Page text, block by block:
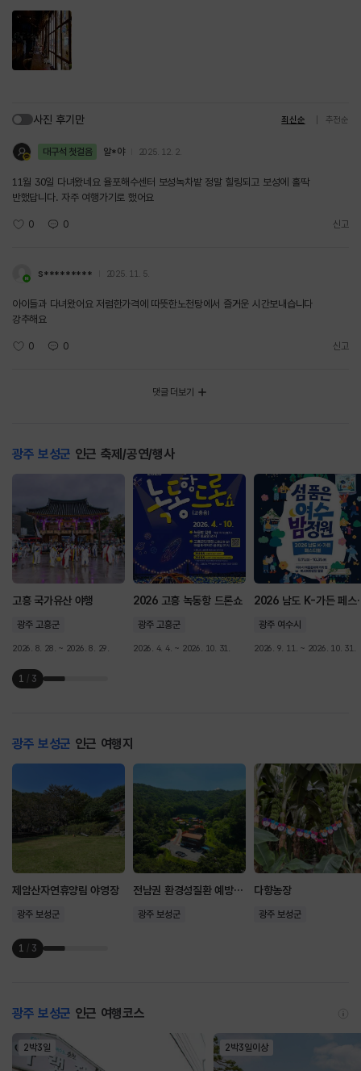
사진 후기만 최신순 추천순
대구석 첫걸음 알*야 2025. 12. 2.
11월 30일 다녀왔네요 율포해수센터 보성녹차밭 정말 힐링되고 보성에 홀딱
반했답니다. 자주 여행가기로 했어요
0 0 신고
s********* 2025. 11. 5.
아이들과 다녀왔어요 저렴한가격에 따뜻한노천탕에서 즐거운 시간보내습니다
강추해요
0 0 신고
댓글 더보기
광주 보성군 인근 축제/공연/행사
고흥 국가유산 야행
광주 고흥군
2026. 8. 28. ~ 2026. 8. 29.
2026 고흥 녹동항 드론쇼
광주 고흥군
2026. 4. 4. ~ 2026. 10. 31.
2026
광주 여수시
2026. 9. 11. ~ 2026. 10. 31.
1 / 3
광주 보성군 인근 여행지
제암산자연휴양림 야영장
광주 보성군
전남권 환경성질환 예방관리센터
광주 보성군
다향농장
광주 보성군
1 / 3
광주 보성군 인근 여행코스
2박3일 2박3일이상